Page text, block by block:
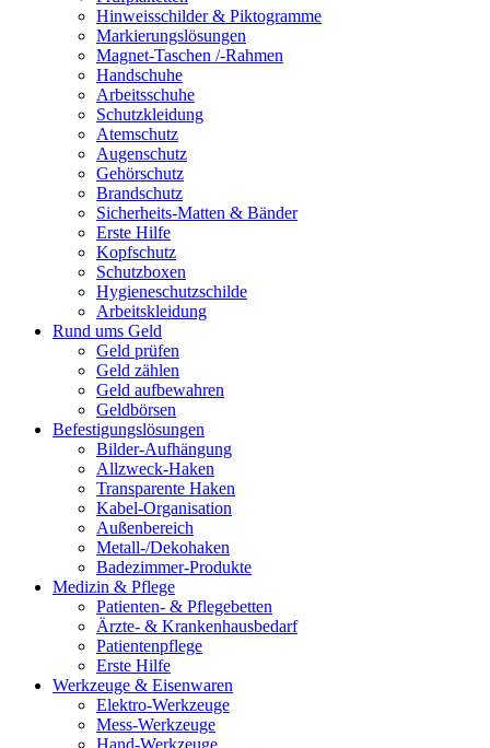
Hinweisschilder & Piktogramme
Markierungslösungen
Magnet-Taschen /-Rahmen
Handschuhe
Arbeitsschuhe
Schutzkleidung
Atemschutz
Augenschutz
Gehörschutz
Brandschutz
Sicherheits-Matten & Bänder
Erste Hilfe
Kopfschutz
Schutzboxen
Hygieneschutzschilde
Arbeitskleidung
Rund ums Geld
Geld prüfen
Geld zählen
Geld aufbewahren
Geldbörsen
Befestigungslösungen
Bilder-Aufhängung
Allzweck-Haken
Transparente Haken
Kabel-Organisation
Außenbereich
Metall-/Dekohaken
Badezimmer-Produkte
Medizin & Pflege
Patienten- & Pflegebetten
Ärzte- & Krankenhausbedarf
Patientenpflege
Erste Hilfe
Werkzeuge & Eisenwaren
Elektro-Werkzeuge
Mess-Werkzeuge
Hand-Werkzeuge